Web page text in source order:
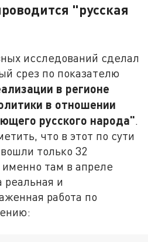
"русская
исследований сделал
срез по показателю
в регионе
в отношении
русского народа".
что в этот по сути
только 32
именно там в апреле
реальная и
работа по